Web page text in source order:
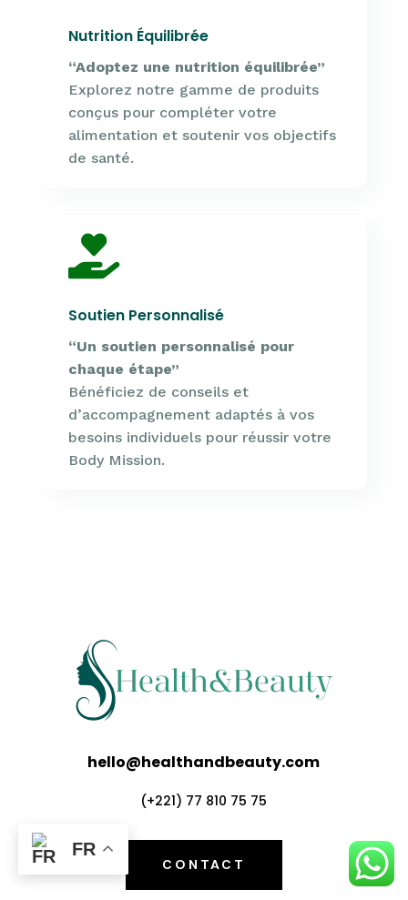
Nutrition Équilibrée
“Adoptez une nutrition équilibrée”
Explorez notre gamme de produits
conçus pour compléter votre
alimentation et soutenir vos objectifs
de santé.

Soutien Personnalisé
“Un soutien personnalisé pour
chaque étape”
Bénéficiez de conseils et
d’accompagnement adaptés à vos
besoins individuels pour réussir votre
Body Mission.
hello@healthandbeauty.com
(+221) 77 810 75 75
CONTACT
FR